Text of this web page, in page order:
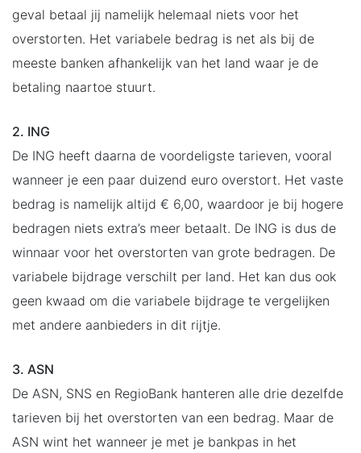
geval betaal jij namelijk helemaal niets voor het
overstorten. Het variabele bedrag is net als bij de
meeste banken afhankelijk van het land waar je de
betaling naartoe stuurt.
2. ING
De ING heeft daarna de voordeligste tarieven, vooral
wanneer je een paar duizend euro overstort. Het vaste
bedrag is namelijk altijd € 6,00, waardoor je bij hogere
bedragen niets extra’s meer betaalt. De ING is dus de
winnaar voor het overstorten van grote bedragen. De
variabele bijdrage verschilt per land. Het kan dus ook
geen kwaad om die variabele bijdrage te vergelijken
met andere aanbieders in dit rijtje.
3. ASN
De ASN, SNS en RegioBank hanteren alle drie dezelfde
tarieven bij het overstorten van een bedrag. Maar de
ASN wint het wanneer je met je bankpas in het